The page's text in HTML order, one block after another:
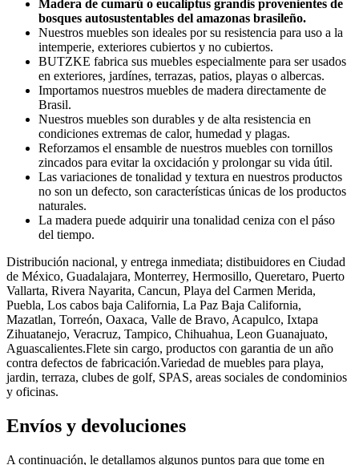
Madera de cumarú o eucaliptus grandis provenientes de
bosques autosustentables del amazonas brasileño.
Nuestros muebles son ideales por su resistencia para uso a la
intemperie, exteriores cubiertos y no cubiertos.
BUTZKE fabrica sus muebles especialmente para ser usados
en exteriores, jardínes, terrazas, patios, playas o albercas.
Importamos nuestros muebles de madera directamente de
Brasil.
Nuestros muebles son durables y de alta resistencia en
condiciones extremas de calor, humedad y plagas.
Reforzamos el ensamble de nuestros muebles con tornillos
zincados para evitar la oxcidación y prolongar su vida útil.
Las variaciones de tonalidad y textura en nuestros productos
no son un defecto, son características únicas de los productos
naturales.
La madera puede adquirir una tonalidad ceniza con el páso
del tiempo.
Distribución nacional, y entrega inmediata; distibuidores en Ciudad
de México, Guadalajara, Monterrey, Hermosillo, Queretaro, Puerto
Vallarta, Rivera Nayarita, Cancun, Playa del Carmen Merida,
Puebla, Los cabos baja California, La Paz Baja California,
Mazatlan, Torreón, Oaxaca, Valle de Bravo, Acapulco, Ixtapa
Zihuatanejo, Veracruz, Tampico, Chihuahua, Leon Guanajuato,
Aguascalientes.Flete sin cargo, productos con garantia de un año
contra defectos de fabricación.Variedad de muebles para playa,
jardin, terraza, clubes de golf, SPAS, areas sociales de condominios
y oficinas.
Envíos y devoluciones
A continuación, le detallamos algunos puntos para que tome en